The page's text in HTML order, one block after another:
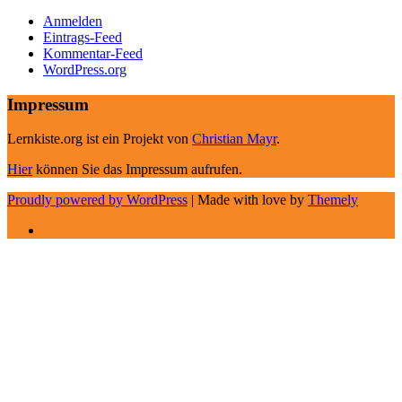
Anmelden
Eintrags-Feed
Kommentar-Feed
WordPress.org
Impressum
Lernkiste.org ist ein Projekt von Christian Mayr.
Hierkönnen Sie das Impressum aufrufen.
Proudly powered by WordPress | Made with love by Themely